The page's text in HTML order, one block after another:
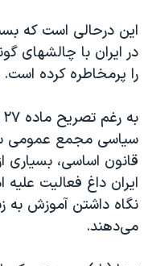
سفر پرزیدنت ترامپ به
این درحالی است که
در ایران با چالشهای
را پرمخاطره کرده است.
قانون اساسی، بسیاری
ایران داغ فعالیت
نگاه داشتن آموزش به
می‌دهند.